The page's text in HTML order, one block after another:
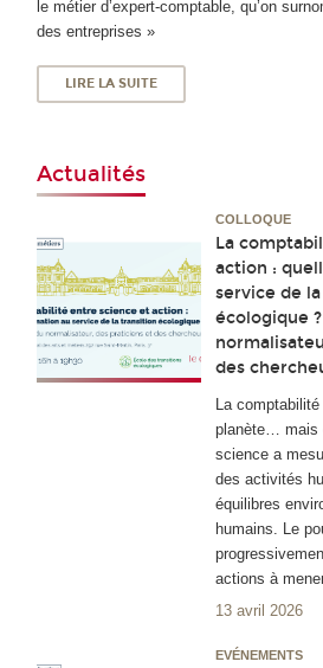
le métier d’expert-comptable, qu’on
des entreprises »
LIRE LA SUITE
Actualités
COLLOQUE
La
action :
service de
écologique
des
La
planète… mais
science a
des activités
équilibres
humains. Le
actions à
13 avril 2026
EVÉNEMENTS